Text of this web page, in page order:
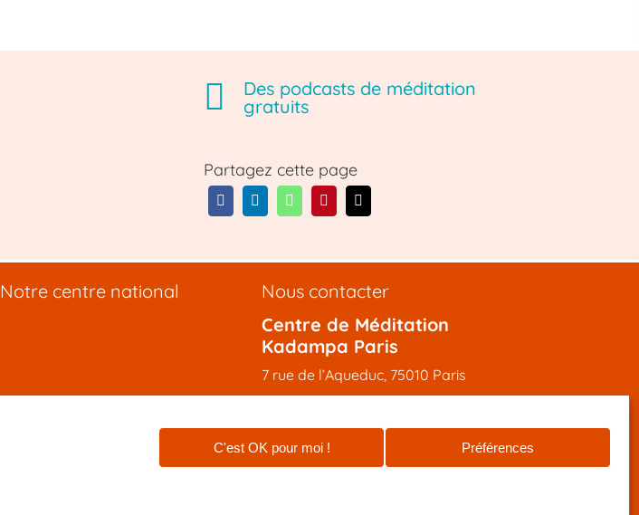
C'est OK pour moi ! Préférences
Des podcasts de méditation
gratuits
Partagez cette page
Notre centre national
Nous contacter
Centre de Méditation
Kadampa Paris
7 rue de l’Aqueduc, 75010 Paris
info@meditation-paris.org
Pages locales